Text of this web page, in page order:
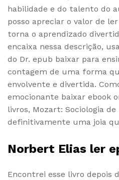
habilidade e do talento do
posso apreciar o valor de
torna o aprendizado
encaixa nessa descrição,
do Dr. epub baixar para
contagem de uma forma
envolvente e divertida.
emocionante baixar ebook
livros, Mozart: Sociologia
definitivamente uma joia
Norbert Elias ler
Encontrei esse livro depois